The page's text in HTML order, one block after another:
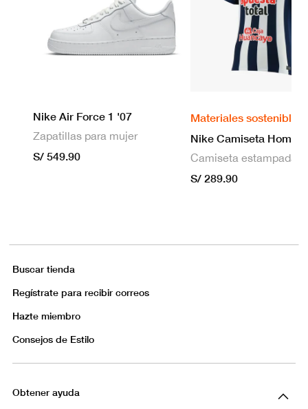
Nike Air Force 1 '07
Zapatillas para mujer
S/ 549.90
Materiales sostenibles
S/ 289.90
Buscar tienda
Regístrate para recibir correos
Hazte miembro
Consejos de Estilo
Obtener ayuda